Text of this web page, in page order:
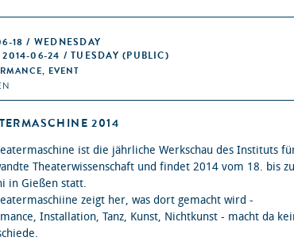
18 / WEDNESDAY
2014-06-24 / TUESDAY (PUBLIC)
EVENT
2014
ist die jährliche Werkschau des Instituts
Theaterwissenschaft und findet 2014 vom 18. bis
in Gießen statt.
zeigt her, was dort gemacht wird -
Installation, Tanz, Kunst, Nichtkunst - macht da